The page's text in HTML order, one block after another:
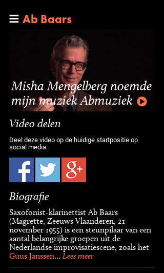
Ab Baars
Misha Mengelberg noemde
mijn muziek Abmuziek
Video delen
Deel deze video op de huidige startpositie op
social media.
Biografie
Saxofonist-klarinettist Ab Baars
(Magrette, Zeeuws Vlaanderen, 21
november 1955) is een steunpilaar van een
aantal belangrijke groepen uit de
Nederlandse improvisatiescene, zoals het
Guus Janssen... Lees meer